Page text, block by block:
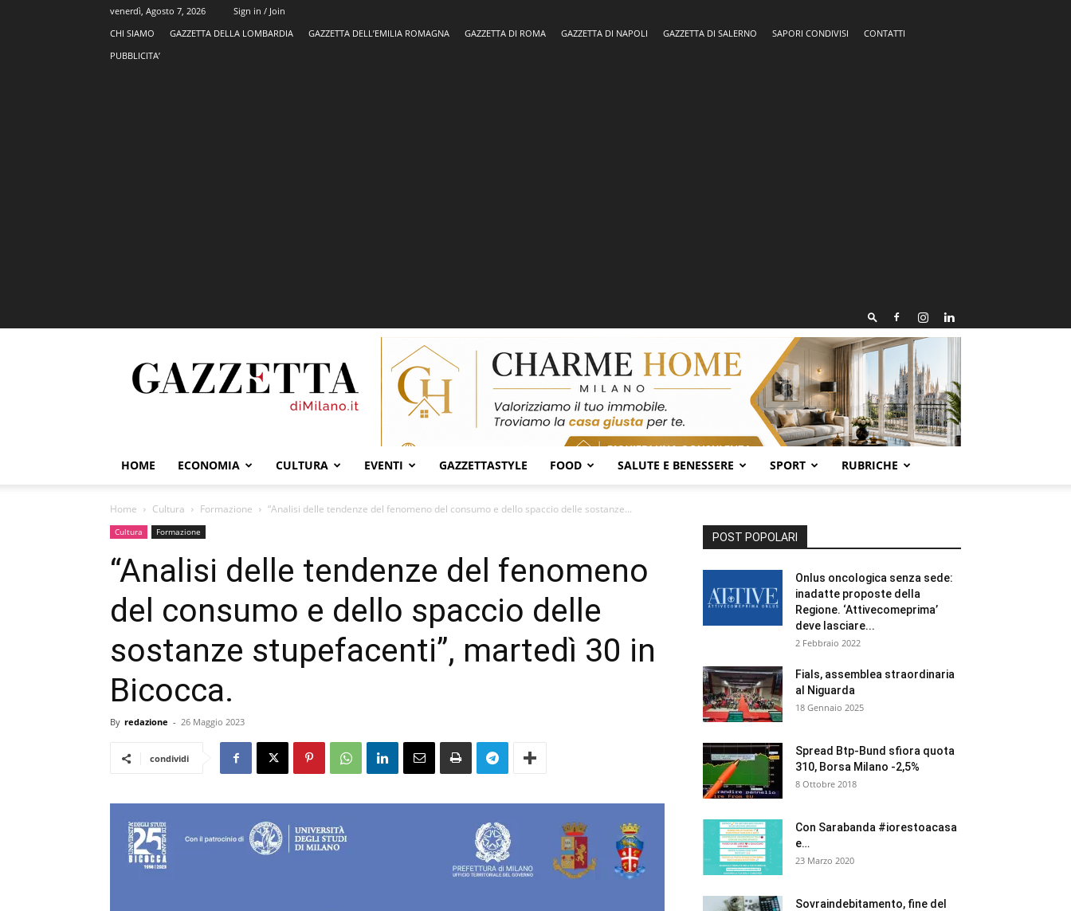
venerdì, Agosto 7, 2026
Sign in / Join
CHI SIAMO
GAZZETTA DELLA LOMBARDIA GAZZETTA DELL’EMILIA ROMAGNA GAZZETTA DI ROMA GAZZETTA DI NAPOLI GAZZETTA DI SALERNO SAPORI CONDIVISI
CONTATTI
PUBBLICITA’
HOME ECONOMIA CULTURA EVENTI GAZZETTASTYLE FOOD SALUTE E BENESSERE SPORT RUBRICHE
Home Cultura Formazione “Analisi delle tendenze del fenomeno del consumo e dello spaccio delle sostanze...
Cultura Formazione
“Analisi delle tendenze del fenomeno
del consumo e dello spaccio delle
sostanze stupefacenti”, martedì 30 in
Bicocca.
By redazione - 26 Maggio 2023
condividi
POST POPOLARI
Onlus oncologica senza sede:
inadatte proposte della
Regione. ‘Attivecomeprima’
deve lasciare...
2 Febbraio 2022
Fials, assemblea straordinaria
al Niguarda
18 Gennaio 2025
Spread Btp-Bund sfiora quota
310, Borsa Milano -2,5%
8 Ottobre 2018
Con Sarabanda #iorestoacasa
e…
23 Marzo 2020
Sovraindebitamento, fine del